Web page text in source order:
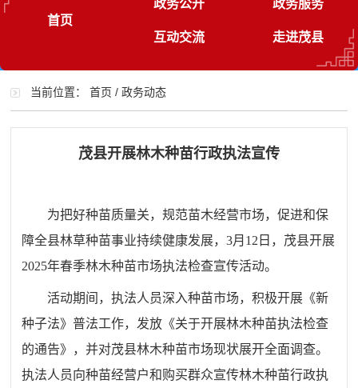
首页
政务公开 政务服务
互动交流 走进茂县
当前位置：首页 /政务动态
茂县开展林木种苗行政执法宣传
为把好种苗质量关，规范苗木经营市场，促进和保
障全县林草种苗事业持续健康发展，3月12日，茂县开展
2025年春季林木种苗市场执法检查宣传活动。
活动期间，执法人员深入种苗市场，积极开展《新
种子法》普法工作，发放《关于开展林木种苗执法检查
的通告》，并对茂县林木种苗市场现状展开全面调查。
执法人员向种苗经营户和购买群众宣传林木种苗行政执